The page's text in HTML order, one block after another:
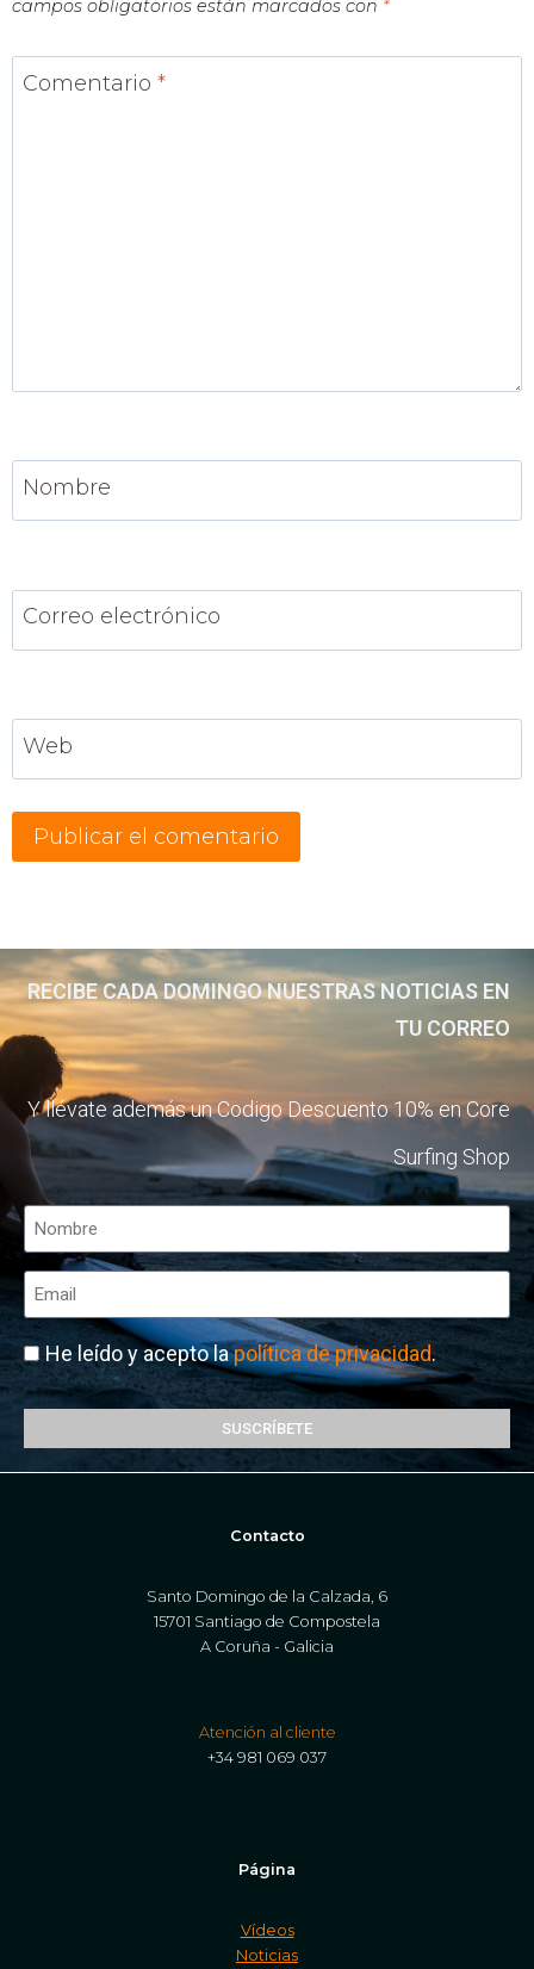
campos obligatorios están marcados con *
Comentario *
Nombre
Correo electrónico
Web
RECIBE CADA DOMINGO NUESTRAS NOTICIAS EN
TU CORREO
Y llévate además un Codigo Descuento 10% en Core
Surfing Shop
He leído y acepto lapolítica de privacidad.
SUSCRÍBETE
Contacto
Santo Domingo de la Calzada, 6
15701 Santiago de Compostela
A Coruña - Galicia
Atención al cliente
+34 981 069 037
Página
Vídeos
Noticias